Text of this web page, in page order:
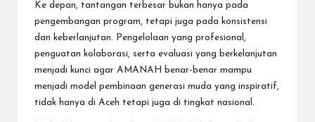
Ke depan, tantangan terbesar bukan hanya pada
pengembangan program, tetapi juga pada konsistensi
dan keberlanjutan. Pengelolaan yang profesional,
penguatan kolaborasi, serta evaluasi yang berkelanjutan
menjadi kunci agar AMANAH benar-benar mampu
menjadi model pembinaan generasi muda yang inspiratif,
tidak hanya di Aceh tetapi juga di tingkat nasional.